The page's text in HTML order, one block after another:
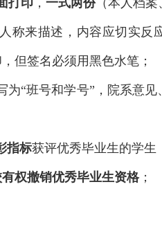
称来描述，内容应切实反
但签名必须用黑色水笔；
为“班号和学号”，院系意
指标获评优秀毕业生的学生
权撤销优秀毕业生资格；